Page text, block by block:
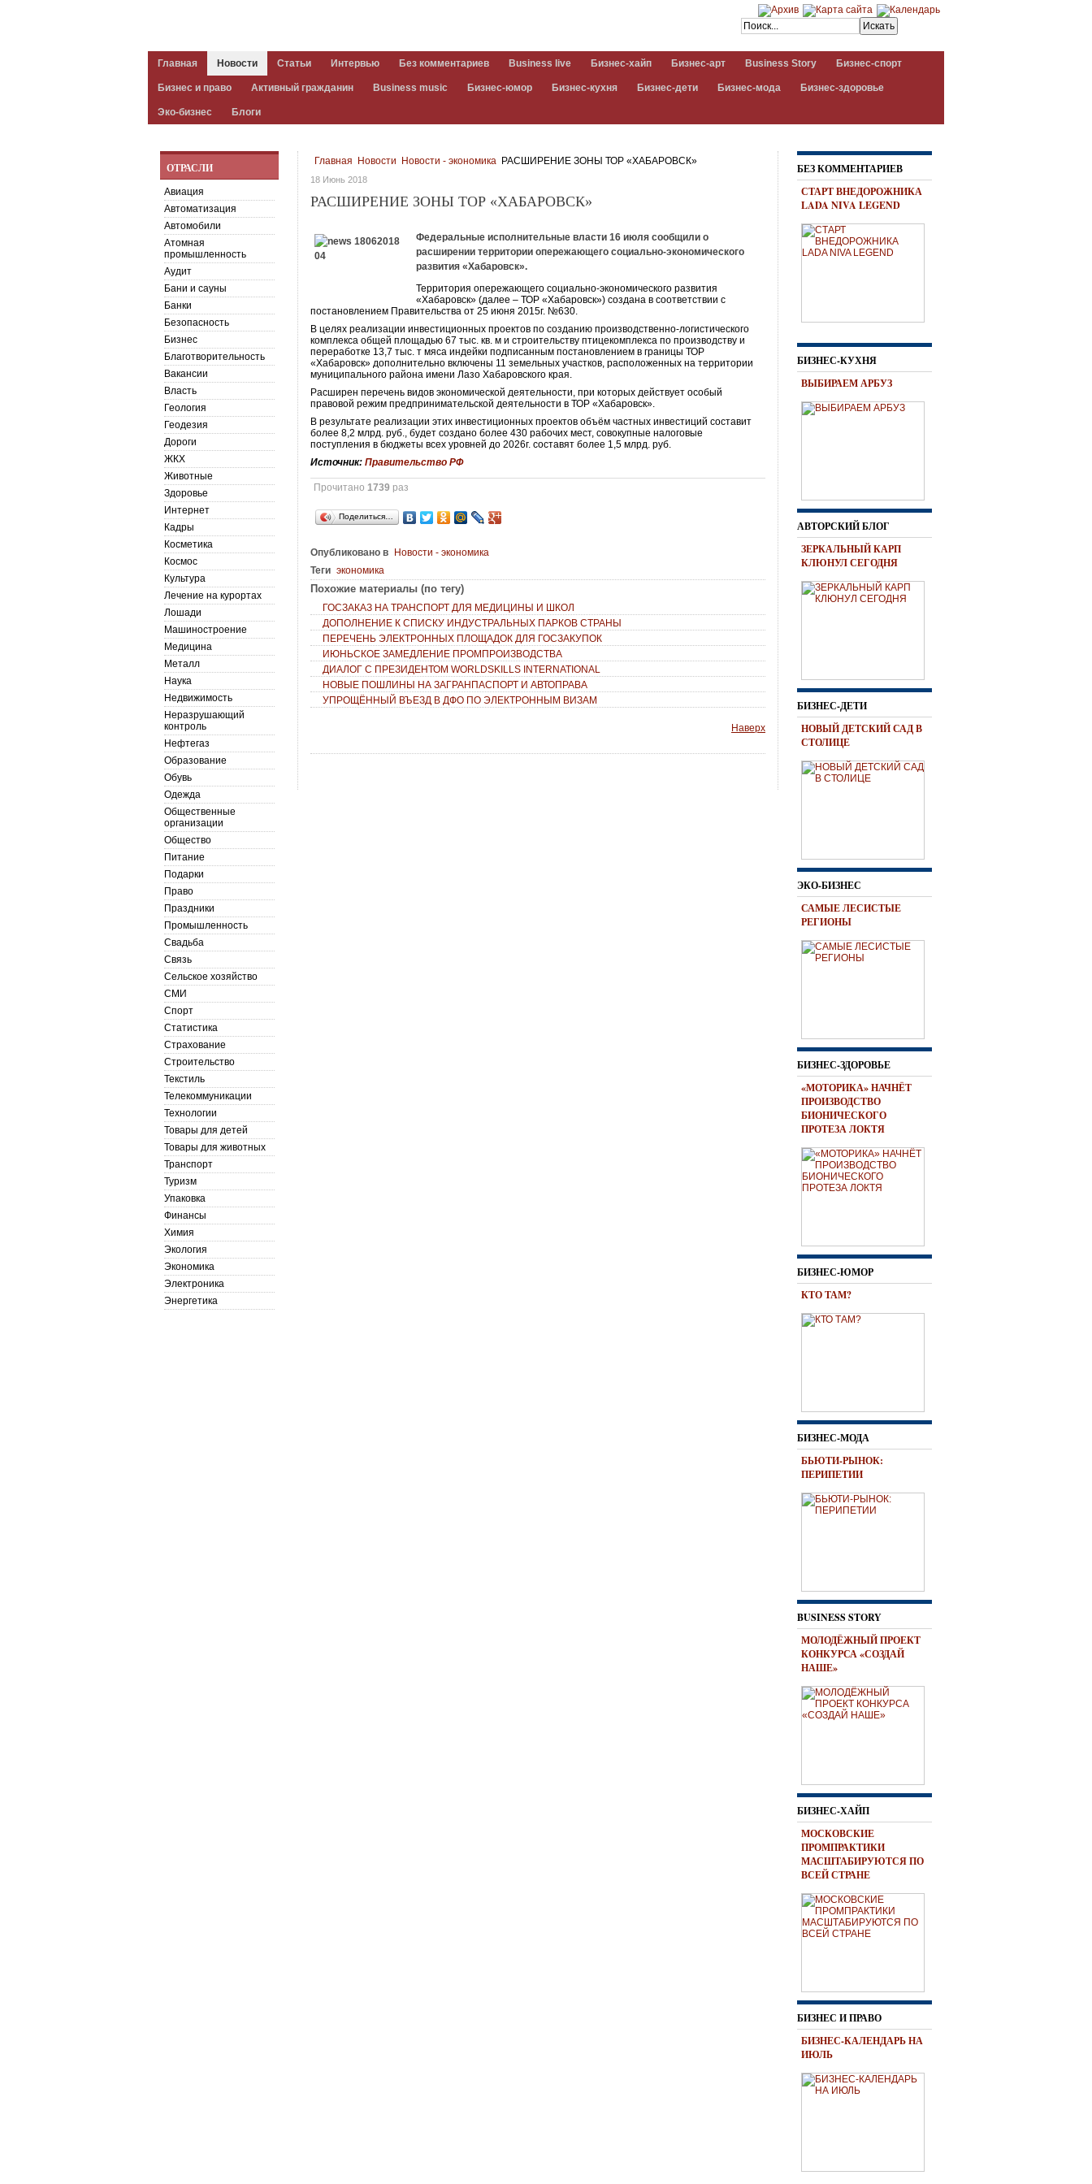
Главная Новости Статьи Интервью Без комментариев Business live Бизнес-хайп Бизнес-арт Business Story Бизнес-спорт
Бизнес и право Активный гражданин Business music Бизнес-юмор Бизнес-кухня Бизнес-дети Бизнес-мода Бизнес-здоровье
Эко-бизнес Блоги
Главная Новости Новости - экономика РАСШИРЕНИЕ ЗОНЫ ТОР «ХАБАРОВСК»
18 Июнь 2018
РАСШИРЕНИЕ ЗОНЫ ТОР «ХАБАРОВСК»
Федеральные исполнительные власти 16 июля сообщили о
расширении территории опережающего социально-экономического
развития «Хабаровск».
Территория опережающего социально-экономического развития
«Хабаровск» (далее – ТОР «Хабаровск») создана в соответствии с
постановлением Правительства от 25 июня 2015г. №630.
В целях реализации инвестиционных проектов по созданию производственно-логистического
комплекса общей площадью 67 тыс. кв. м и строительству птицекомплекса по производству и
переработке 13,7 тыс. т мяса индейки подписанным постановлением в границы ТОР
«Хабаровск» дополнительно включены 11 земельных участков, расположенных на территории
муниципального района имени Лазо Хабаровского края.
Расширен перечень видов экономической деятельности, при которых действует особый
правовой режим предпринимательской деятельности в ТОР «Хабаровск».
В результате реализации этих инвестиционных проектов объём частных инвестиций составит
более 8,2 млрд. руб., будет создано более 430 рабочих мест, совокупные налоговые
поступления в бюджеты всех уровней до 2026г. составят более 1,5 млрд. руб.
Источник:Правительство РФ
Прочитано1739 раз
Поделиться…
Опубликовано в
Новости - экономика
Теги экономика
Похожие материалы (по тегу)
ГОСЗАКАЗ НА ТРАНСПОРТ ДЛЯ МЕДИЦИНЫ И ШКОЛ
ДОПОЛНЕНИЕ К СПИСКУ ИНДУСТРАЛЬНЫХ ПАРКОВ СТРАНЫ
ПЕРЕЧЕНЬ ЭЛЕКТРОННЫХ ПЛОЩАДОК ДЛЯ ГОСЗАКУПОК
ИЮНЬСКОЕ ЗАМЕДЛЕНИЕ ПРОМПРОИЗВОДСТВА
ДИАЛОГ С ПРЕЗИДЕНТОМ WORLDSKILLS INTERNATIONAL
НОВЫЕ ПОШЛИНЫ НА ЗАГРАНПАСПОРТ И АВТОПРАВА
УПРОЩЁННЫЙ ВЪЕЗД В ДФО ПО ЭЛЕКТРОННЫМ ВИЗАМ
Наверх
ОТРАСЛИ
Авиация
Автоматизация
Автомобили
Атомная
промышленность
Аудит
Бани и сауны
Банки
Безопасность
Бизнес
Благотворительность
Вакансии
Власть
Геология
Геодезия
Дороги
ЖКХ
Животные
Здоровье
Интернет
Кадры
Косметика
Космос
Культура
Лечение на курортах
Лошади
Машиностроение
Медицина
Металл
Наука
Недвижимость
Неразрушающий
контроль
Нефтегаз
Образование
Обувь
Одежда
Общественные
организации
Общество
Питание
Подарки
Право
Праздники
Промышленность
Свадьба
Связь
Сельское хозяйство
СМИ
Спорт
Статистика
Страхование
Строительство
Текстиль
Телекоммуникации
Технологии
Товары для детей
Товары для животных
Транспорт
Туризм
Упаковка
Финансы
Химия
Экология
Экономика
Электроника
Энергетика
БЕЗ КОММЕНТАРИЕВ
СТАРТ ВНЕДОРОЖНИКА
LADA NIVA LEGEND
БИЗНЕС-КУХНЯ
ВЫБИРАЕМ АРБУЗ
АВТОРСКИЙ БЛОГ
ЗЕРКАЛЬНЫЙ КАРП
КЛЮНУЛ СЕГОДНЯ
БИЗНЕС-ДЕТИ
НОВЫЙ ДЕТСКИЙ САД В
СТОЛИЦЕ
ЭКО-БИЗНЕС
САМЫЕ ЛЕСИСТЫЕ
РЕГИОНЫ
БИЗНЕС-ЗДОРОВЬЕ
«МОТОРИКА» НАЧНЁТ
ПРОИЗВОДСТВО
БИОНИЧЕСКОГО
ПРОТЕЗА ЛОКТЯ
БИЗНЕС-ЮМОР
КТО ТАМ?
БИЗНЕС-МОДА
БЬЮТИ-РЫНОК:
ПЕРИПЕТИИ
BUSINESS STORY
МОЛОДЁЖНЫЙ ПРОЕКТ
КОНКУРСА «СОЗДАЙ
НАШЕ»
БИЗНЕС-ХАЙП
МОСКОВСКИЕ
ПРОМПРАКТИКИ
МАСШТАБИРУЮТСЯ ПО
ВСЕЙ СТРАНЕ
БИЗНЕС И ПРАВО
БИЗНЕС-КАЛЕНДАРЬ НА
ИЮЛЬ